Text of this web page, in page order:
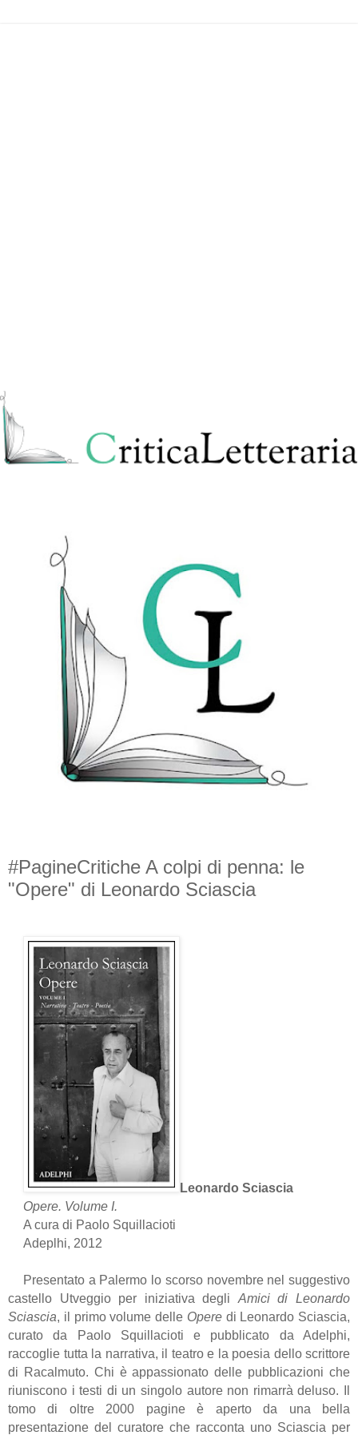
#PagineCritiche A colpi di penna: le
"Opere" di Leonardo Sciascia
Leonardo Sciascia
Opere. Volume I.
A cura di Paolo Squillacioti
Adeplhi, 2012
Presentato a Palermo lo scorso novembre nel suggestivo
castello Utveggio per iniziativadegli Amici di Leonardo
Sciascia, il primo volume delle Operedi Leonardo Sciascia,
curato da Paolo Squillacioti e pubblicato da Adelphi,
raccoglie tutta la narrativa, il teatro e la poesia dello scrittore
di Racalmuto. Chi è appassionato delle pubblicazioni che
riuniscono i testi di un singolo autore non rimarrà deluso. Il
tomo di oltre 2000 pagine è aperto da una bella
presentazione del curatore che racconta uno Sciascia per